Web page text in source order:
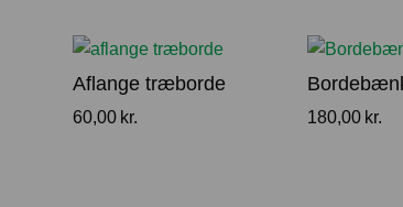
Aflange træborde
60,00 kr. 180,00 kr.